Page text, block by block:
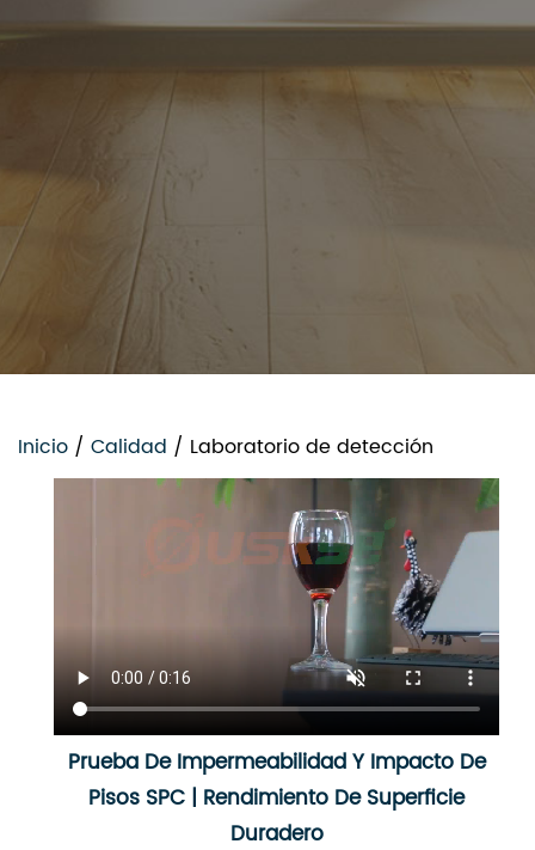
Inicio / Calidad / Laboratorio de detección
Prueba De Impermeabilidad Y Impacto De
Pisos SPC | Rendimiento De Superficie
Duradero